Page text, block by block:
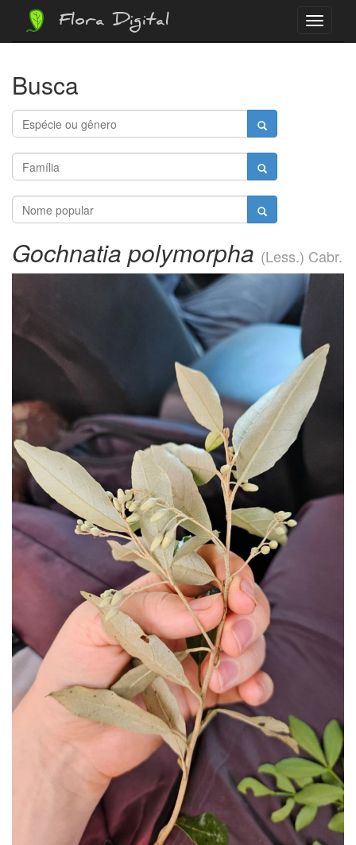
Menu
Flora Digital
Busca
Gochnatia polymorpha (Less.) Cabr.